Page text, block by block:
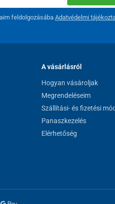
feldolgozásábaAdatvédelmi
A vásárlásról
Hogyan vásároljak
Megrendeléseim
Szállítási- és fizetési
Panaszkezelés
Elérhetőség